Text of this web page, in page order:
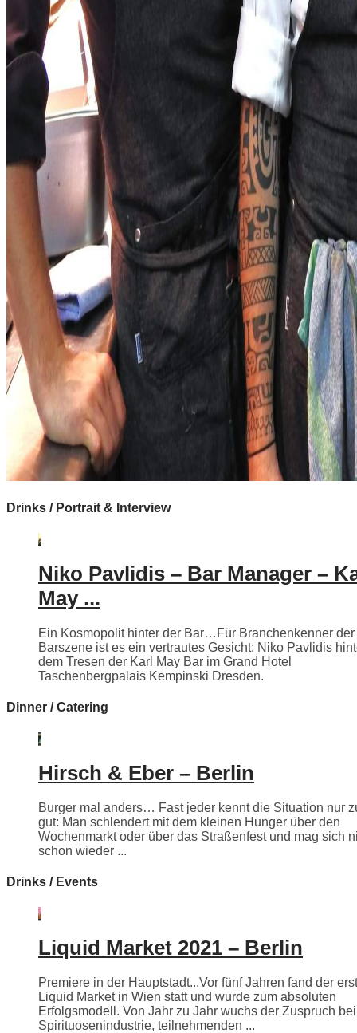
Drinks / Portrait & Interview
Niko Pavlidis – Bar Manager –
May ...
Ein Kosmopolit hinter der Bar…Für Branchenkenner der
Barszene ist es ein vertrautes Gesicht: Niko Pavlidis
dem Tresen der Karl May Bar im Grand Hotel
Taschenbergpalais Kempinski Dresden.
Dinner / Catering
Hirsch & Eber – Berlin
Burger mal anders… Fast jeder kennt die Situation nur
gut: Man schlendert mit dem kleinen Hunger über den
Wochenmarkt oder über das Straßenfest und mag sich
schon wieder ...
Drinks / Events
Liquid Market 2021 – Berlin
Premiere in der Hauptstadt...Vor fünf Jahren fand der
Liquid Market in Wien statt und wurde zum absoluten
Erfolgsmodell. Von Jahr zu Jahr wuchs der Zuspruch
Spirituosenindustrie, teilnehmenden ...